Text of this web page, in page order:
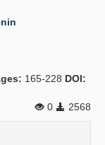
165-228 DOI:
0
2568